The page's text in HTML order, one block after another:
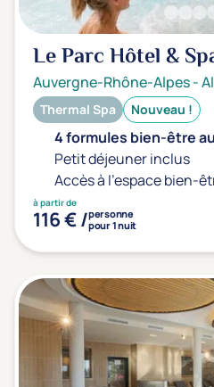
Sport
Yoga
Offres spéciales
Vente Flash & Promo
Offres spéciales Solo
Établissements proches
Le Parc Hôtel &
Auvergne-Rhône-Alpes-
Thermal Spa Nouveau !
4 formules bien-être
Petit déjeuner inclus
Accès à l'espace bien-
à partir de
116 € /personne
pour 1 nuit